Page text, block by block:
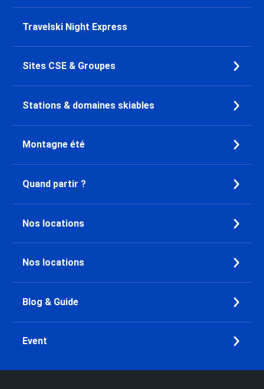
Travelski Night Express
Sites CSE & Groupes
Stations & domaines skiables
Montagne été
Quand partir ?
Nos locations
Nos locations
Blog & Guide
Event